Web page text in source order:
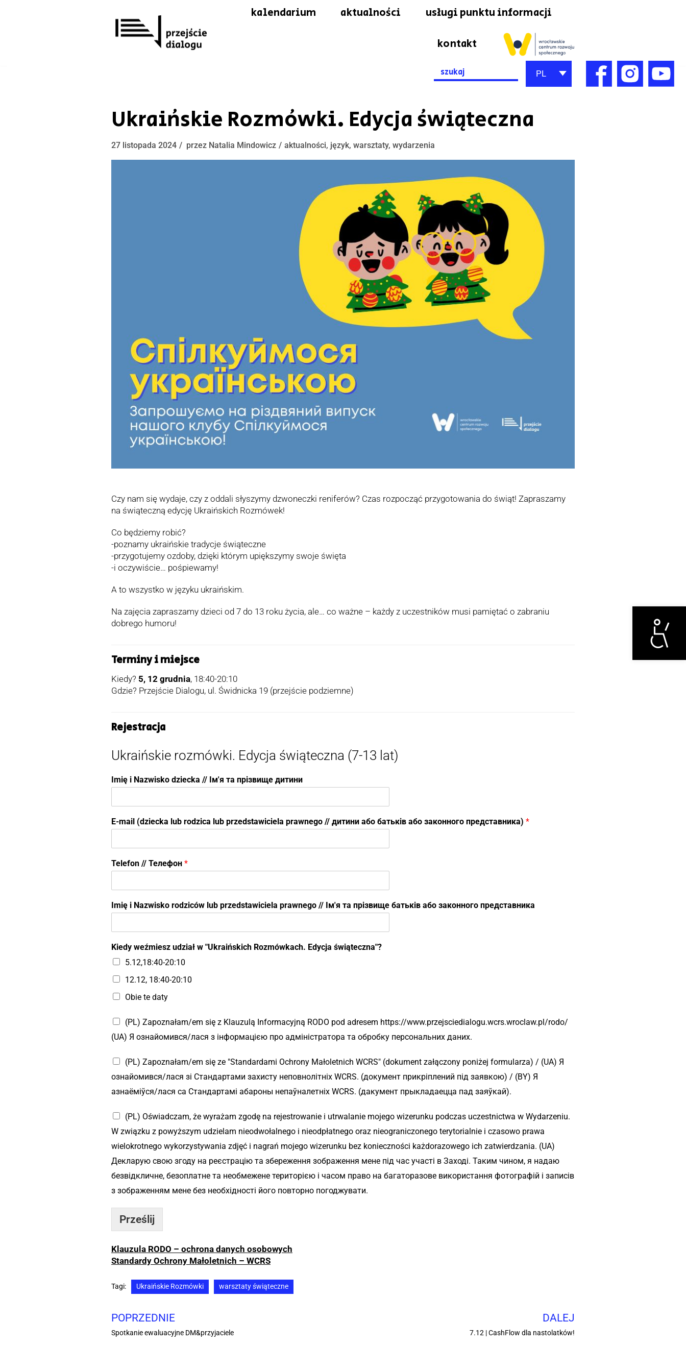
Otwórz
kalendarium aktualności usługi punktu informacji
kontakt
Search
for:
PL
Ukraińskie Rozmówki. Edycja świąteczna
27 listopada 2024 przez Natalia Mindowicz aktualności, język, warsztaty, wydarzenia
Czy nam się wydaje, czy z oddali słyszymy dzwoneczki reniferów? Czas rozpocząć przygotowania do świąt! Zapraszamy
na świąteczną edycję Ukraińskich Rozmówek!
Co będziemy robić?
-poznamy ukraińskie tradycje świąteczne
-przygotujemy ozdoby, dzięki którym upiększymy swoje święta
-i oczywiście… pośpiewamy!
A to wszystko w języku ukraińskim.
Na zajęcia zapraszamy dzieci od 7 do 13 roku życia, ale… co ważne – każdy z uczestników musi pamiętać o zabraniu
dobrego humoru!
Terminy i miejsce
Kiedy? 5, 12 grudnia, 18:40-20:10
Gdzie? Przejście Dialogu, ul. Świdnicka 19 (przejście podziemne)
Rejestracja
Ukraińskie rozmówki. Edycja świąteczna (7-13 lat)
Imię i Nazwisko dziecka // Ім'я та прізвище дитини
E-mail (dziecka lub rodzica lub przedstawiciela prawnego // дитини або батьків або законного представника) *
Telefon // Телефон *
Imię i Nazwisko rodziców lub przedstawiciela prawnego // Ім'я та прізвище батьків або законного представника
Kiedy weźmiesz udział w "Ukraińskich Rozmówkach. Edycja świąteczna"?
5.12,18:40-20:10
12.12, 18:40-20:10
Obie te daty
(PL) Zapoznałam/em się z Klauzulą Informacyjną RODO pod adresem https://www.przejsciedialogu.wcrs.wroclaw.pl/rodo/
(UA) Я ознайомився/лася з інформацією про адміністратора та обробку персональних даних.
(PL) Zapoznałam/em się ze "Standardami Ochrony Małoletnich WCRS" (dokument załączony poniżej formularza) / (UA) Я
ознайомився/лася зі Стандартами захисту неповнолітніх WCRS. (документ прикріплений під заявкою) / (BY) Я
азнаёміўся/лася са Стандартамі абароны непаўналетніх WCRS. (дакумент прыкладаецца пад заяўкай).
(PL) Oświadczam, że wyrażam zgodę na rejestrowanie i utrwalanie mojego wizerunku podczas uczestnictwa w Wydarzeniu.
W związku z powyższym udzielam nieodwołalnego i nieodpłatnego oraz nieograniczonego terytorialnie i czasowo prawa
wielokrotnego wykorzystywania zdjęć i nagrań mojego wizerunku bez konieczności każdorazowego ich zatwierdzania. (UA)
Декларую свою згоду на реєстрацію та збереження зображення мене під час участі в Заході. Таким чином, я надаю
безвідкличне, безоплатне та необмежене територією і часом право на багаторазове використання фотографій і записів
з зображенням мене без необхідності його повторно погоджувати.
Prześlij
Klauzula RODO – ochrona danych osobowych
Standardy Ochrony Małoletnich – WCRS
Tagi: Ukraińskie Rozmówki warsztaty świąteczne
POPRZEDNIE
Spotkanie ewaluacyjne DM&przyjaciele
DALEJ
7.12 | CashFlow dla nastolatków!